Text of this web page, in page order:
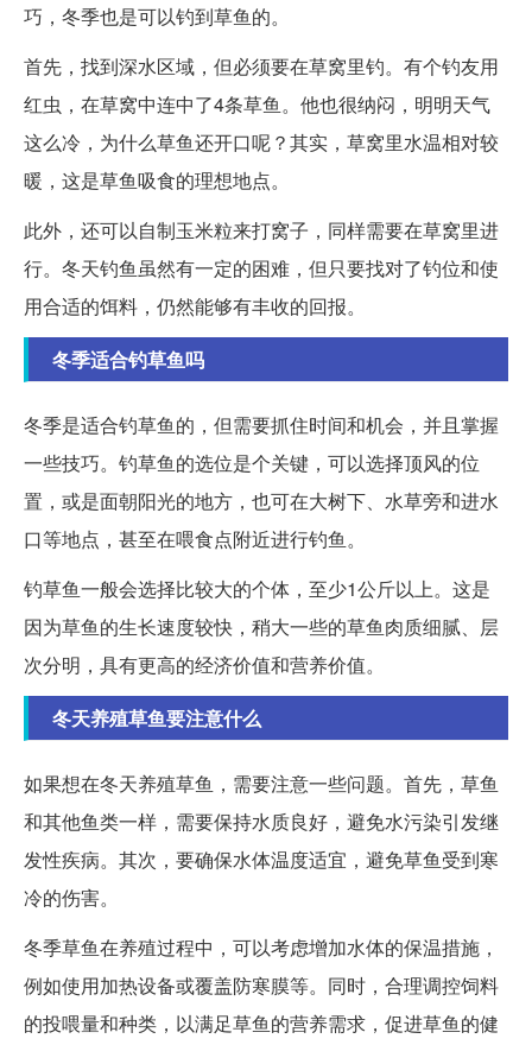
巧，冬季也是可以钓到草鱼的。
首先，找到深水区域，但必须要在草窝里钓。有个钓友用
红虫，在草窝中连中了4条草鱼。他也很纳闷，明明天气
这么冷，为什么草鱼还开口呢？其实，草窝里水温相对较
暖，这是草鱼吸食的理想地点。
此外，还可以自制玉米粒来打窝子，同样需要在草窝里进
行。冬天钓鱼虽然有一定的困难，但只要找对了钓位和使
用合适的饵料，仍然能够有丰收的回报。
冬季适合钓草鱼吗
冬季是适合钓草鱼的，但需要抓住时间和机会，并且掌握
一些技巧。钓草鱼的选位是个关键，可以选择顶风的位
置，或是面朝阳光的地方，也可在大树下、水草旁和进水
口等地点，甚至在喂食点附近进行钓鱼。
钓草鱼一般会选择比较大的个体，至少1公斤以上。这是
因为草鱼的生长速度较快，稍大一些的草鱼肉质细腻、层
次分明，具有更高的经济价值和营养价值。
冬天养殖草鱼要注意什么
如果想在冬天养殖草鱼，需要注意一些问题。首先，草鱼
和其他鱼类一样，需要保持水质良好，避免水污染引发继
发性疾病。其次，要确保水体温度适宜，避免草鱼受到寒
冷的伤害。
冬季草鱼在养殖过程中，可以考虑增加水体的保温措施，
例如使用加热设备或覆盖防寒膜等。同时，合理调控饲料
的投喂量和种类，以满足草鱼的营养需求，促进草鱼的健